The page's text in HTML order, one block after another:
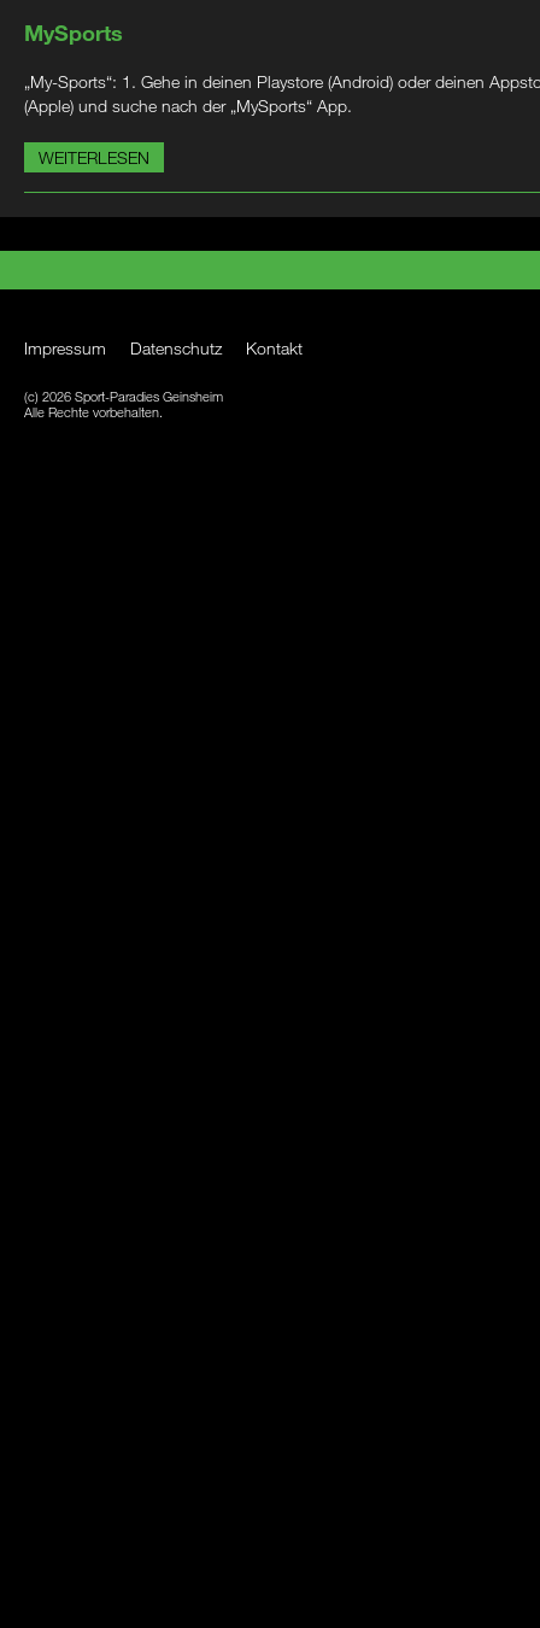
MySports
„My-Sports“: 1. Gehe in deinen Playstore (Android) oder deinen
(Apple) und suche nach der „MySports“ App.
WEITERLESEN
Impressum Datenschutz Kontakt
(c) 2026 Sport-Paradies Geinsheim
Alle Rechte vorbehalten.